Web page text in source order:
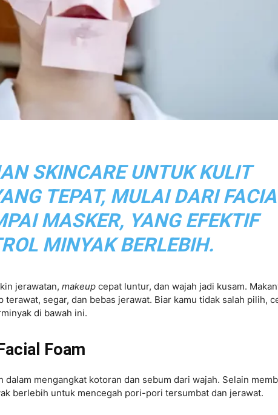
SKINCARE UNTUK KULIT
TEPAT, MULAI DARI
MASKER, YANG EFEKTIF
MINYAK BERLEBIH.
jerawatan, makeup cepat luntur, dan wajah jadi kusam.
terawat, segar, dan bebas jerawat. Biar kamu tidak salah pilih,
di bawah ini.
Foam
dalam mengangkat kotoran dan sebum dari wajah. Selain
berlebih untuk mencegah pori-pori tersumbat dan jerawat.